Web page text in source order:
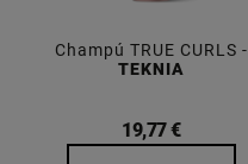
Champú TRUE CURLS -
TEKNIA
19,77 €